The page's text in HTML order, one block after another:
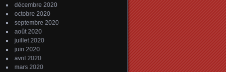
décembre 2020
octobre 2020
septembre 2020
août 2020
juillet 2020
juin 2020
avril 2020
mars 2020